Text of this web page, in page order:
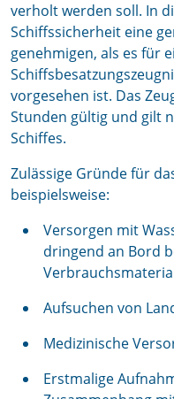
verholt werden soll. In
Schiffssicherheit eine
genehmigen, als es für
vorgesehen ist. Das
Stunden gültig und gilt
Schiffes.
Zulässige Gründe für
beispielsweise:
Versorgen mit
dringend an Bord
Aufsuchen von
Medizinische
Erstmalige